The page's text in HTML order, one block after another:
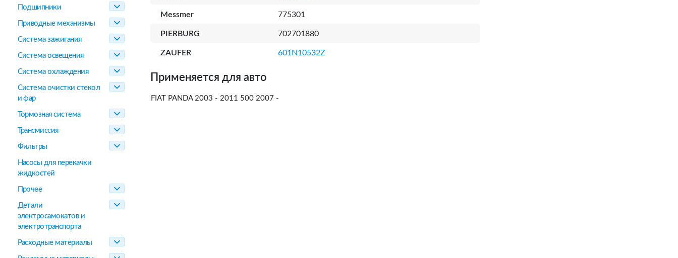
Подшипники
Приводные механизмы
Система зажигания
Система освещения
Система охлаждения
Система очистки стекол
и фар
Тормозная система
Трансмиссия
Фильтры
Насосы для перекачки
жидкостей
Прочее
Детали
электросамокатов и
электротранспорта
Расходные материалы
Messmer 775301
PIERBURG 702701880
ZAUFER 601N10532Z
Применяется для авто
FIAT PANDA 2003 - 2011 500 2007 -